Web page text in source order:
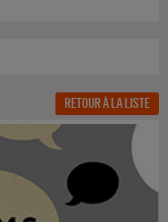
RETOUR À LA LISTE